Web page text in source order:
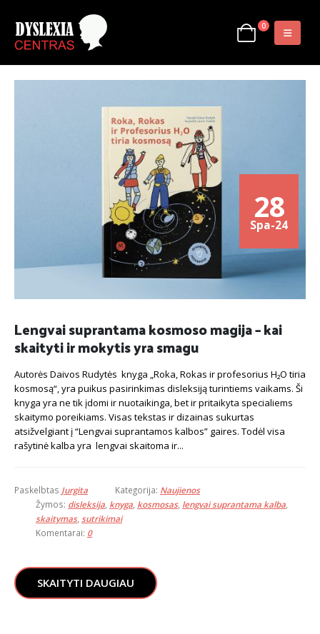
0
28
Spa-24
Lengvai suprantama kosmoso magija – kai
skaityti ir mokytis yra smagu
Autorės Daivos Rudytės knyga „Roka, Rokas ir profesorius H₂O tiria
kosmosą“, yra puikus pasirinkimas disleksiją turintiems vaikams. Ši
knyga yra ne tik įdomi ir nuotaikinga, bet ir pritaikyta specialiems
skaitymo poreikiams. Visas tekstas ir dizainas sukurtas
atsižvelgiant į “Lengvai suprantamos kalbos” gaires. Todėl visa
rašytinė kalba yra lengvai skaitoma ir...
Paskelbtas Jurgita Kategorija: Naujienos
Žymos: disleksija knyga kosmosas, lengvai suprantama kalba
skaitymas, sutrikimai
Komentarai: 0
SKAITYTI DAUGIAU